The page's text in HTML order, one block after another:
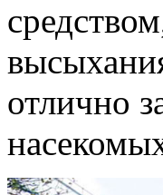
отлично